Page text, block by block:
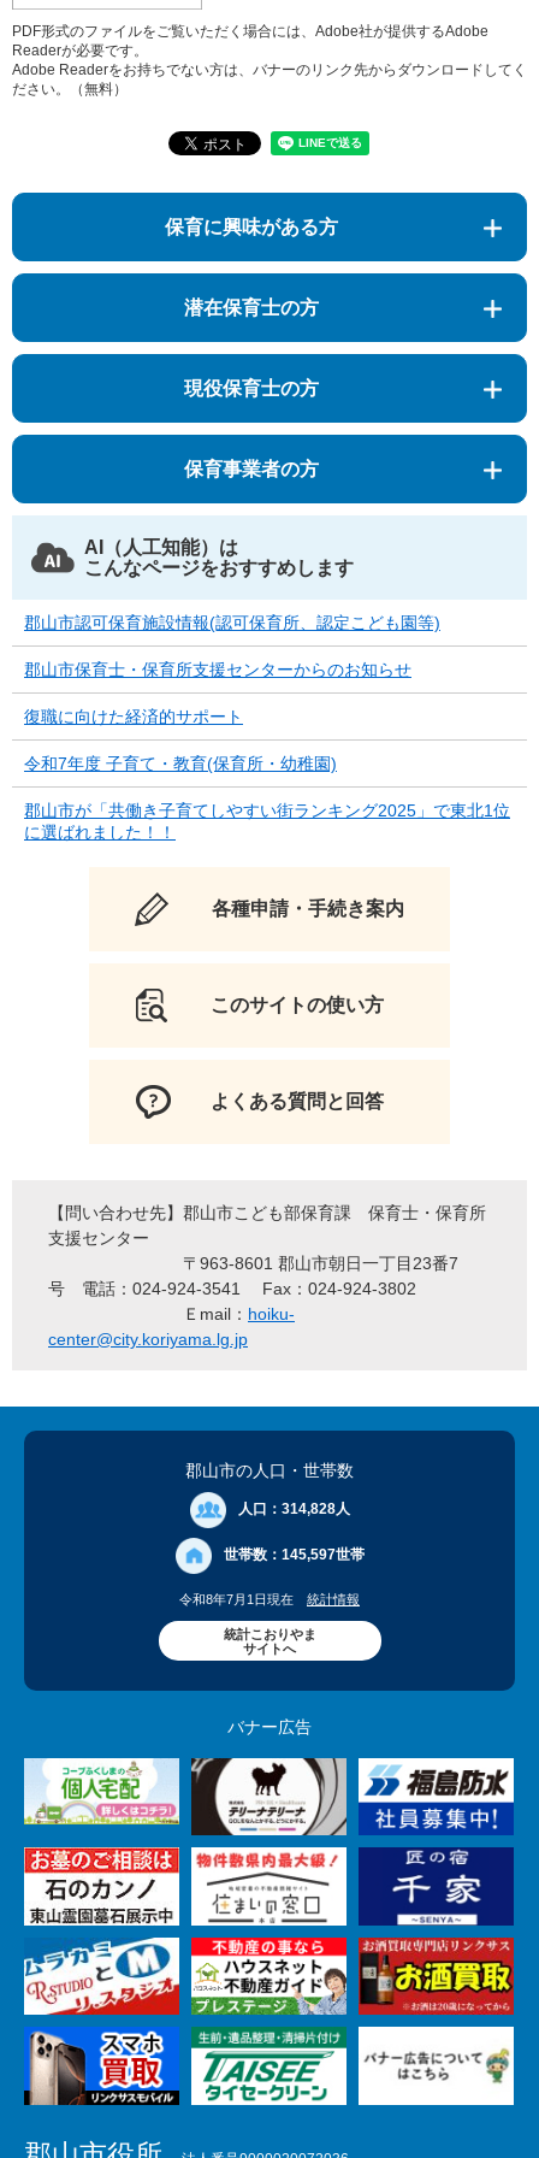
PDF形式のファイルをご覧いただく場合には、Adobe社が提供するAdobe
Readerが必要です。
Adobe Readerをお持ちでない方は、バナーのリンク先からダウンロードしてく
ださい。（無料）
保育に興味がある方
潜在保育士の方
現役保育士の方
保育事業者の方
AI（人工知能）は
こんなページをおすすめします
郡山市認可保育施設情報(認可保育所、認定こども園等)
郡山市保育士・保育所支援センターからのお知らせ
復職に向けた経済的サポート
令和7年度 子育て・教育(保育所・幼稚園)
郡山市が「共働き子育てしやすい街ランキング2025」で東北1位
に選ばれました！！
各種申請・手続き案内
このサイトの使い方
よくある質問と回答
【問い合わせ先】郡山市こども部保育課 保育士・保育所
支援センター
〒963-8601 郡山市朝日一丁目23番7
号 電話：024-924-3541 Fax：024-924-3802
Ｅmail： hoiku-
center@city.koriyama.lg.jp
郡山市の人口 ・世帯数
人口： 314,828人
世帯数： 145,597世帯
令和8年7月1日現在 統計情報
統計こおりやま
サイトへ
バナー広告